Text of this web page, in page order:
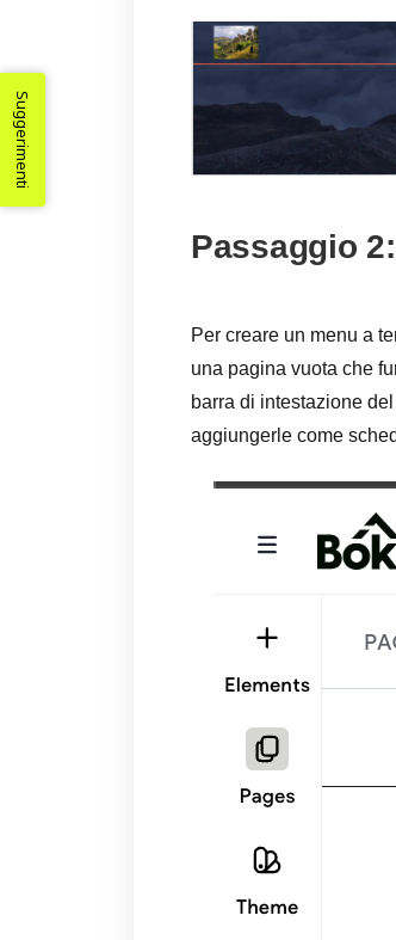
Passaggio
Per creare un menu a
una pagina vuota che
barra di intestazione
aggiungerle come
Suggerimenti